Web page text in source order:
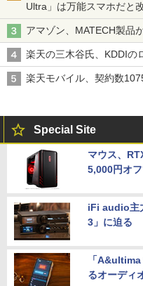
Ultra」は万能スマホだと
アマゾン、MATECH製
楽天の三木谷氏、KDDIの
楽天モバイル、契約数
Special Site
マウス、
5,000円オ
iFi audio主
3」に迫る
「
るオーディ